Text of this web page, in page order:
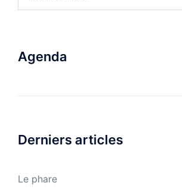
Agenda
Derniers articles
Le phare